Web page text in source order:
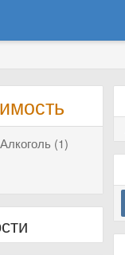
Алкоголь (1)